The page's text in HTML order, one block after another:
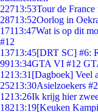
22713:53Tour de
28713:52Oorlog in
17113:47Wat is op dit
#12
13713:45[DRT SC] #6:
9913:34GTA VI #12
1213:31 [Dagboek] Veel
25213:30Asielzoekers
1213:26Ik krijg hier
18213:19[Keuken